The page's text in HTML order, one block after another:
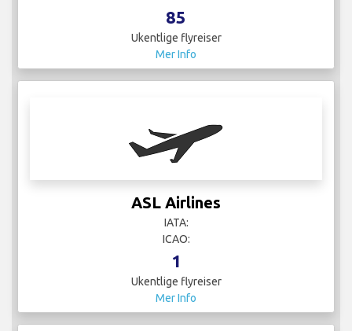
85
Ukentlige flyreiser
Mer Info
ASL Airlines
IATA:
ICAO:
1
Ukentlige flyreiser
Mer Info